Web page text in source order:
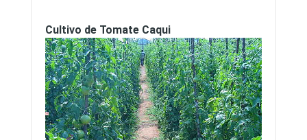
Cultivo de Tomate Caqui